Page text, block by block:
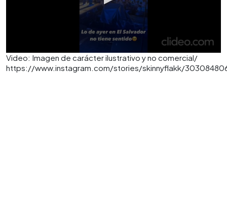
Video: Imagen de carácter ilustrativo y no comercial/
https://www.instagram.com/stories/skinnyflakk/